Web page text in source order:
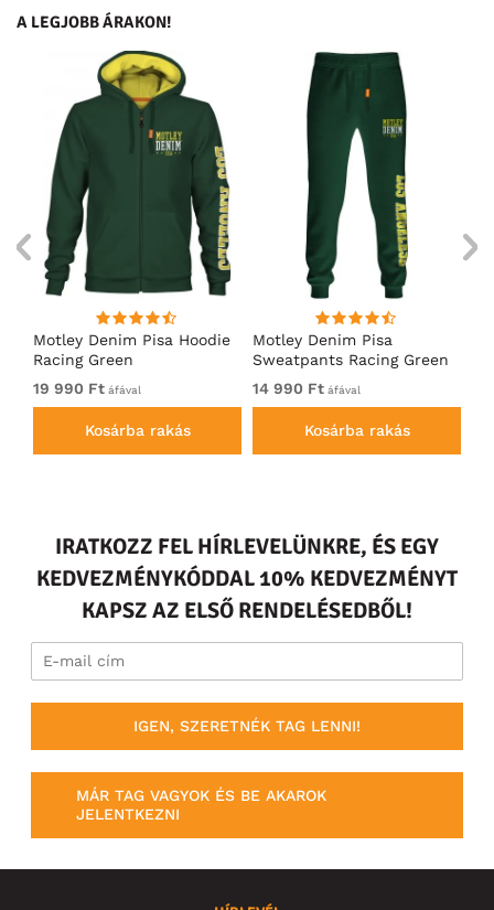
A LEGJOBB ÁRAKON!
Motley Denim Pisa Hoodie
Racing Green
19 990 Ft áfával
Kosárba rakás
Motley Denim Pisa
Sweatpants Racing Green
14 990 Ft áfával
Kosárba rakás
IRATKOZZ FEL HÍRLEVELÜNKRE, ÉS EGY
KEDVEZMÉNYKÓDDAL 10% KEDVEZMÉNYT
KAPSZ AZ ELSŐ RENDELÉSEDBŐL!
IGEN, SZERETNÉK TAG LENNI!
MÁR TAG VAGYOK ÉS BE AKAROK
JELENTKEZNI